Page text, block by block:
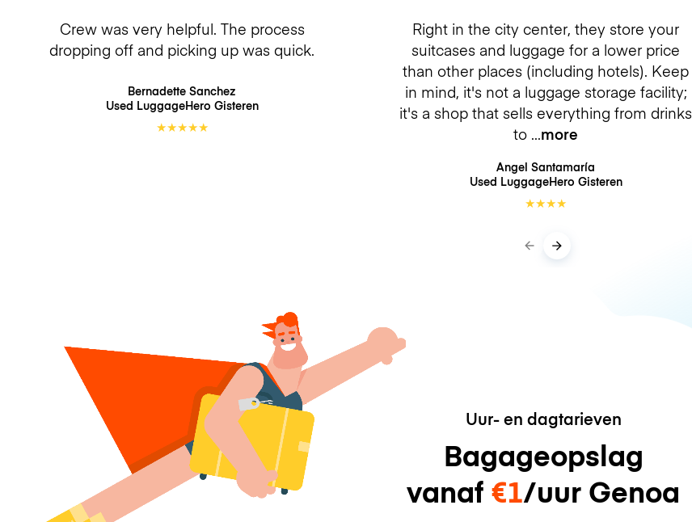
Crew was very helpful. The process
dropping off and picking up was quick.
Bernadette Sanchez
Used LuggageHero Gisteren
★★★★★
Right in the city center, they store your
suitcases and luggage for a lower price
than other places (including hotels). Keep
in mind, it's not a luggage storage facility;
it's a shop that sells everything from drinks
to
more
Angel Santamaría
Used LuggageHero Gisteren
★★★★
Uur- en dagtarieven
Bagageopslag
vanaf €1/uur Genoa